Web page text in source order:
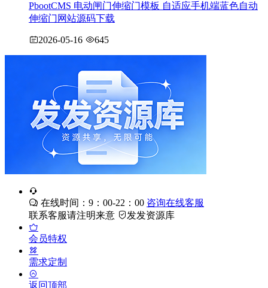
PbootCMS 电动闸门伸缩门模板 自适应手机端蓝色自动
伸缩门网站源码下载
2026-05-16 645
在线时间：9：00-22：00 咨询在线客服
联系客服请注明来意
发发资源库
会员特权
需求定制
返回顶部